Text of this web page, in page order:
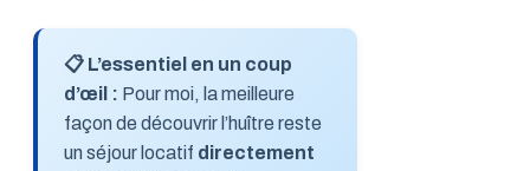
📋 L’essentiel en un coup
d’œil : Pour moi, la meilleure
façon de découvrir l’huître reste
un séjour locatif directement